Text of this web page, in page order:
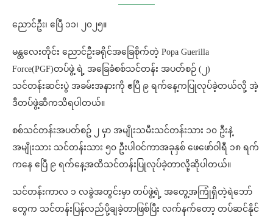
ညောင်ဦး၊ ဧပြီ ၁၁၊ ၂၀၂၅။
မန္တလေးတိုင်း ညောင်ဦးခရိုင်အခြေစိုက်တဲ့ Popa Guerilla
Force(PGF)တပ်ဖွဲ့ ရဲ့ အခြေခံစစ်သင်တန်း အပတ်စဉ် (၂)
သင်တန်းဆင်းပွဲ အခမ်းအနားကို ဧပြီ ၉ ရက်နေ့ကပြုလုပ်ခဲ့တယ်လို့ အဲ့
ဒီတပ်ဖွဲ့ဆီကသိရပါတယ်။
စစ်သင်တန်းအပတ်စဥ် ၂ မှာ အမျိုးသမီးသင်တန်းသား ၁၀ ဦးနဲ့
အမျိုးသား သင်တန်းသား ၅၀ ဦးပါဝင်ကာအခုနှစ် ဖေဖော်ဝါရီ ၁၈ ရက်
ကနေ ဧပြီ ၉ ရက်နေ့အထိသင်တန်းပြုလုပ်ခဲ့တာလို့ဆိုပါတယ်။
သင်တန်းကာလ ၁ လခွဲအတွင်းမှာ တပ်ဖွဲ့ရဲ့ အတွေ့အကြုံရှိတဲ့ရဲဘော်
တွေက သင်တန်းပြန်လည်ပို့ချခဲ့တာဖြစ်ပြီး လက်နက်တော့ တပ်ဆင်နိုင်